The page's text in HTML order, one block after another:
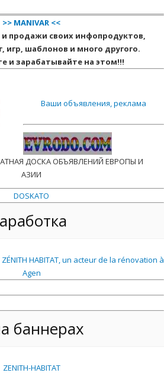
>> MANIVAR <<
продажи своих инфопродуктов,
игр, шаблонов и много другого.
и зарабатывайте на этом!!!
Ваши объявления, реклама
ДОСКА ОБЪЯВЛЕНИЙ ЕВРОПЫ И
АЗИИ
DOSKATO
ZÉNITH HABITAT, un acteur de la rénovation à
Agen
баннерах
ZENITH-HABITAT